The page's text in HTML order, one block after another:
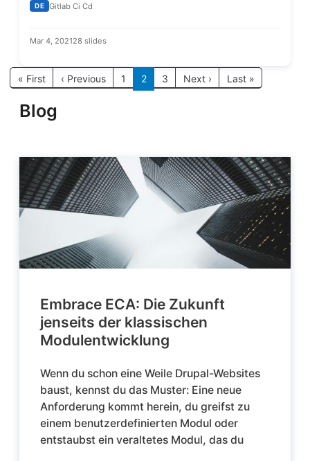
DE Gitlab Ci Cd
Mar 4, 202128 slides
Seitennummerierung
« FirstErste Seite
‹ PreviousVorherige Seite
1 2 3 Next ›Nächste Seite
Last »Letzte Seite
Blog
Embrace ECA: Die Zukunft
jenseits der klassischen
Modulentwicklung
Wenn du schon eine Weile Drupal-Websites
baust, kennst du das Muster: Eine neue
Anforderung kommt herein, du greifst zu
einem benutzerdefinierten Modul oder
entstaubst ein veraltetes Modul, das du